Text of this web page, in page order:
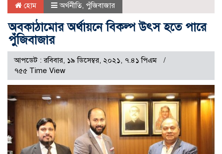
হোম অর্থনীতি পুঁজিবাজার
অবকাঠামোর অর্থায়নে বিকল্প উৎস হতে পারে
পুঁজিবাজার
আপডেট : রবিবার, ১৯ ডিসেম্বর, ২০২১, ৭.৪১ পিএম
৭৫৫ Time View